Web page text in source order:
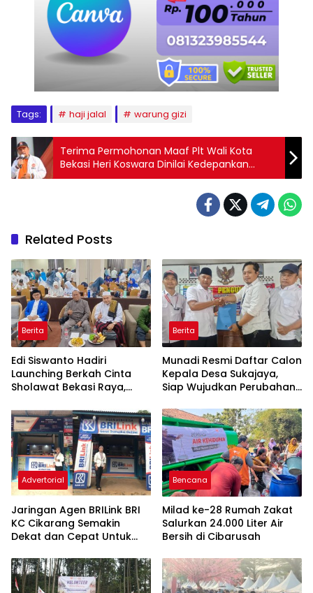
Tags: haji jalal warung gizi
Terima Permohonan Maaf Plt Wali Kota
Bekasi Heri Koswara Dinilai Kedepankan
Politik Santun
Related Posts
Berita
Edi Siswanto Hadiri
Launching Berkah Cinta
Sholawat Bekasi Raya,
yang Amanah
Berita
Munadi Resmi Daftar Calon
Kepala Desa Sukajaya,
Siap Wujudkan Perubahan
Advertorial
Jaringan Agen BRILink BRI
KC Cikarang Semakin
Dekat dan Cepat Untuk
Bencana
Milad ke-28 Rumah Zakat
Salurkan 24.000 Liter Air
Bersih di Cibarusah